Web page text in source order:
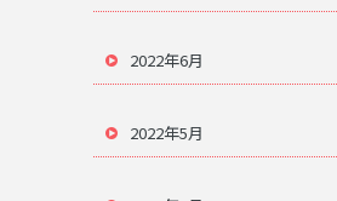
2022年6月
2022年5月